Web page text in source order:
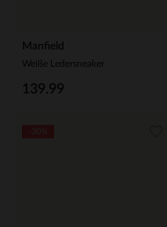
Manfield
Weiße Ledersneaker
139.99